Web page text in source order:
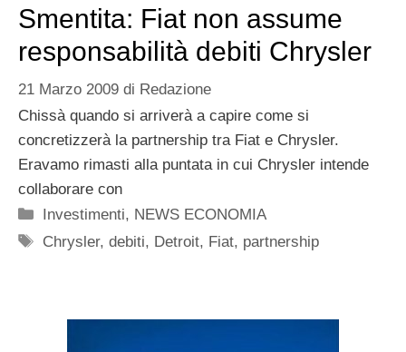
Smentita: Fiat non assume
responsabilità debiti Chrysler
21 Marzo 2009 di Redazione
Chissà quando si arriverà a capire come si
concretizzerà la partnership tra Fiat e Chrysler.
Eravamo rimasti alla puntata in cui Chrysler intende
collaborare con
Categorie
Investimenti, NEWS ECONOMIA
Tag
Chrysler,debiti, Detroit, Fiat, partnership